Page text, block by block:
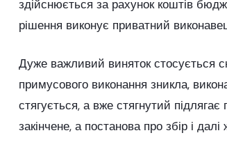
здійснюється за рахунок коштів
рішення виконує приватний
Дуже важливий виняток стосується
примусового виконання зникла,
стягується, а вже стягнутий
закінчене, а постанова про збір і